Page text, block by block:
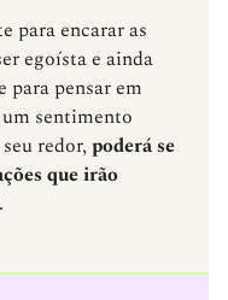
para encarar as
egoísta e ainda
pensar em
sentimento
redor,poderá se
que irão
.